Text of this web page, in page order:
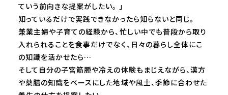
ていう前向きな提案がしたい。 」
知っているだけで実践できなかったら知らないと同じ。
兼業主婦や子育ての経験から、忙しい中でも普段から取り
入れられることを食事だけでなく、日々の暮らし全体にこ
の知識を活かせたら…
そして自分の子宮筋腫や冷えの体験もまじえながら、漢方
や薬膳の知識をベースにした地域や風土、季節に合わせた